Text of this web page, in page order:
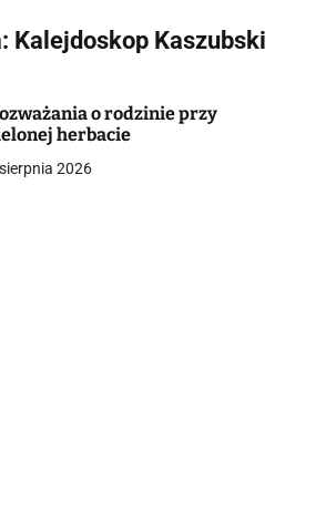
Kalejdoskop Kaszubski
o rodzinie przy
herbacie
2026